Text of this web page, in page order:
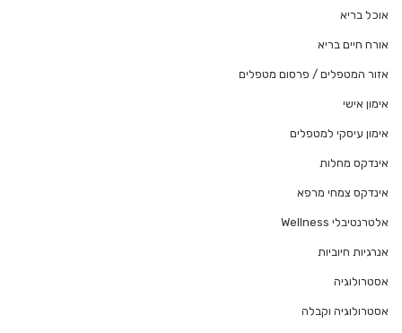
אוכל בריא
אורח חיים בריא
אזור המטפלים / פרסום מטפלים
אימון אישי
אימון עיסקי למטפלים
אינדקס מחלות
אינדקס צמחי מרפא
אלטרנטיבלי Wellness
אנרגיות חיוביות
אסטרולוגיה
אסטרולוגיה וקבלה